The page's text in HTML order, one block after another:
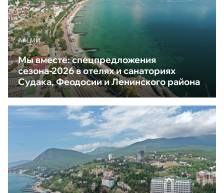
АКЦИИ
Мы вместе: спецпредложения
сезона-2026 в отелях и санаториях
Судака, Феодосии и Ленинского района